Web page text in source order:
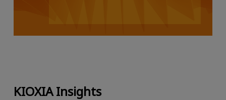
KIOXIA Insights